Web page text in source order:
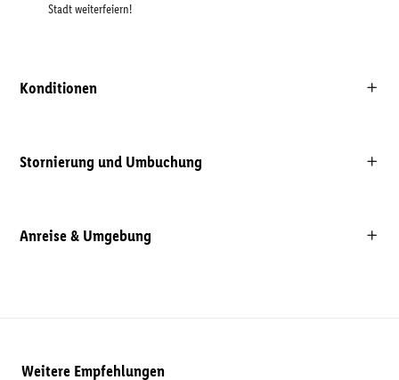
Stadt weiterfeiern!
Konditionen
Stornierung und Umbuchung
Anreise & Umgebung
Weitere Empfehlungen